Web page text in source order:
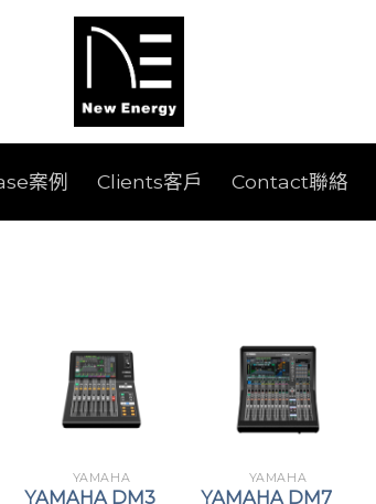
案例 Clients客戶 Contact聯絡
YAMAHA
YAMAHA DM3
YAMAHA
YAMAHA DM7